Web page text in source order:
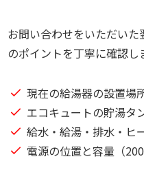
お問い合わせをいただい
のポイントを丁寧に確認し
現在の給湯器の設置場
エコキュートの貯湯タ
給水・給湯・排水・ヒ
電源の位置と容量（